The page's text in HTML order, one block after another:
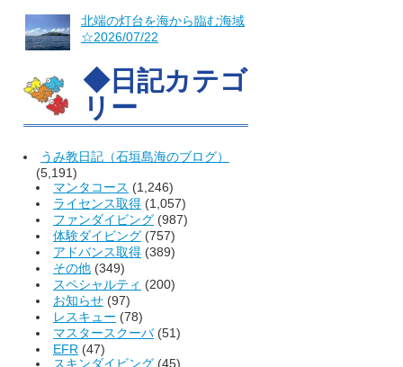
北端の灯台を海から臨む海域
☆2026/07/22
◆日記カテゴ
リー
うみ教日記（石垣島海のブログ）
(5,191)
マンタコース (1,246)
ライセンス取得 (1,057)
ファンダイビング (987)
体験ダイビング (757)
アドバンス取得 (389)
その他 (349)
スペシャルティ (200)
お知らせ (97)
レスキュー (78)
マスタースクーバ(51)
EFR (47)
スキンダイビング (45)